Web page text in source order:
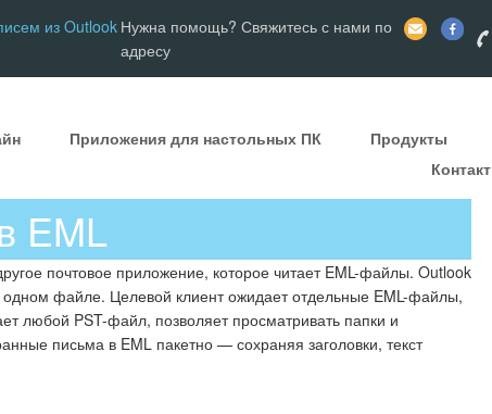
из Outlook Нужна помощь? Свяжитесь с нами по
адресу
Приложения для настольных ПК Продукты
Контакт
EML
почтовое приложение, которое читает EML-файлы. Outlook
файле. Целевой клиент ожидает отдельные EML-файлы,
любой PST-файл, позволяет просматривать папки и
письма в EML пакетно — сохраняя заголовки, текст